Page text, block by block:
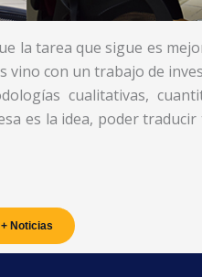
la tarea que sigue es
vino con un trabajo de
cualitativas,
es la idea, poder
+ Noticias